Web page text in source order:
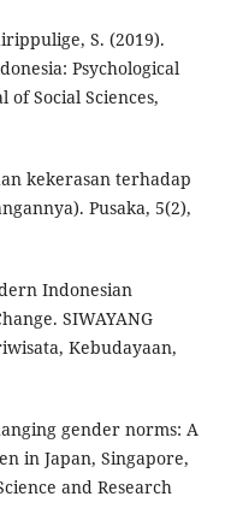
S. (2019).
Psychological
of Social Sciences,
kekerasan terhadap
Pusaka, 5(2),
Indonesian
SIWAYANG
Kebudayaan,
gender norms: A
in Japan, Singapore,
and Research